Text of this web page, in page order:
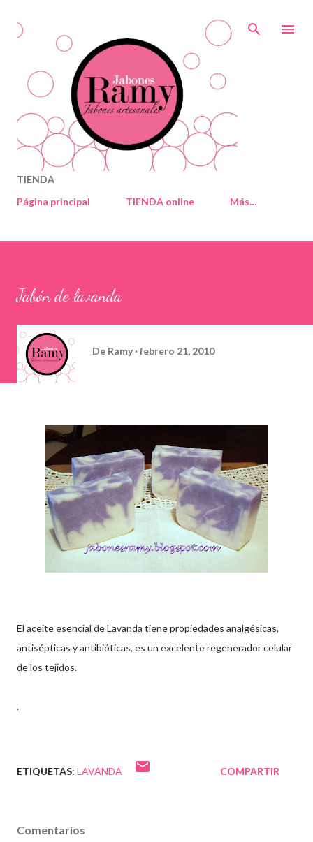
TIENDA
Página principal
TIENDA online Más…
Jabón de lavanda
De Ramy febrero 21, 2010
El aceite esencial de Lavanda tiene propiedades analgésicas,
antisépticas y antibióticas, es un excelente regenerador celular
de los tejidos.
.
ETIQUETAS: LAVANDA COMPARTIR
Comentarios